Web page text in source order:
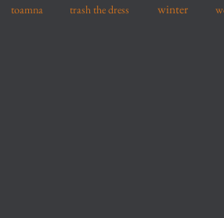
toamna trash the dress winter